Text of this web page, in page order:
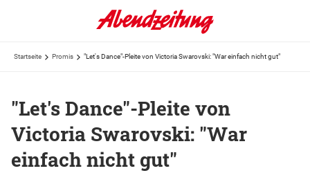
Startseite Promis "Let's Dance"-Pleite von Victoria Swarovski: "War einfach nicht gut"
"Let's Dance"-Pleite von
Victoria Swarovski: "War
einfach nicht gut"